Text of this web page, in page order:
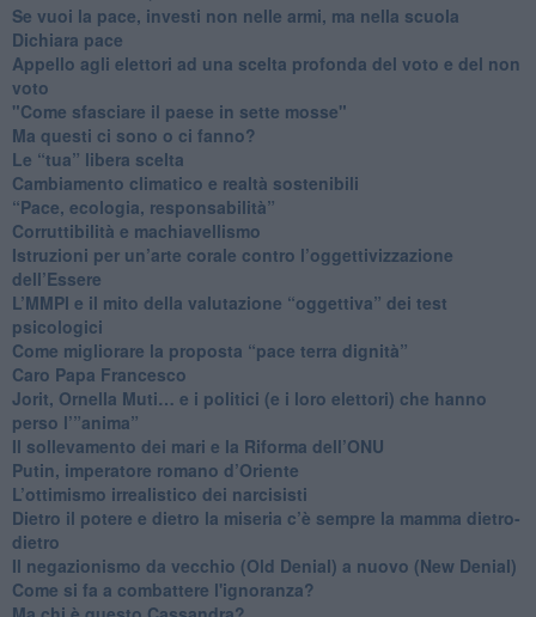
​Se vuoi la pace, investi non nelle armi, ma nella scuola
​Dichiara pace
​Appello agli elettori ad una scelta profonda del voto e del non
voto
"Come sfasciare il paese in sette mosse"
​Ma questi ci sono o ci fanno?
​Le “tua” libera scelta
Cambiamento climatico e realtà sostenibili
“Pace, ecologia, responsabilità”
​Corruttibilità e machiavellismo
Istruzioni per un’arte corale contro l’oggettivizzazione
dell’Essere
​L’MMPI e il mito della valutazione “oggettiva” dei test
psicologici
Come migliorare la proposta “pace terra dignità”
Caro Papa Francesco
​Jorit, Ornella Muti… e i politici (e i loro elettori) che hanno
perso l’”anima”
​Il sollevamento dei mari e la Riforma dell’ONU
Putin, imperatore romano d’Oriente
​L’ottimismo irrealistico dei narcisisti
​Dietro il potere e dietro la miseria c’è sempre la mamma dietro-
dietro
Il negazionismo da vecchio (Old Denial) a nuovo (New Denial)
Come si fa a combattere l'ignoranza?